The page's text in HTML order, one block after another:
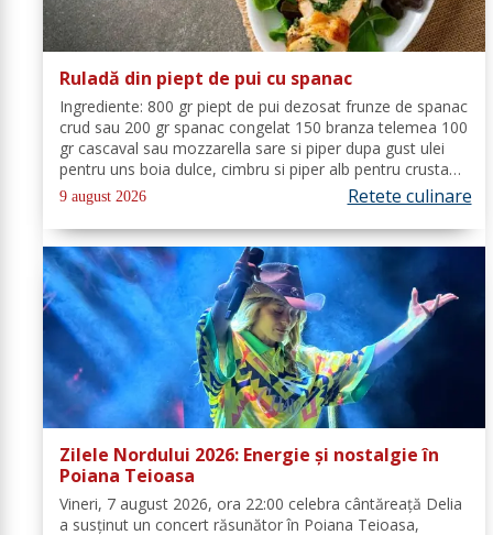
Ruladă din piept de pui cu spanac
Ingrediente: 800 gr piept de pui dezosat frunze de spanac
crud sau 200 gr spanac congelat 150 branza telemea 100
gr cascaval sau mozzarella sare si piper dupa gust ulei
pentru uns boia dulce, cimbru si piper alb pentru crusta
vin alb (150 ml) Mod de Preparare: Spalam carnea si o
tamponam cu un...
9 august 2026 Retete culinare
Zilele Nordului 2026: Energie și nostalgie în
Poiana Teioasa
Vineri, 7 august 2026, ora 22:00 celebra cântăreață Delia
a susținut un concert răsunător în Poiana Teioasa,